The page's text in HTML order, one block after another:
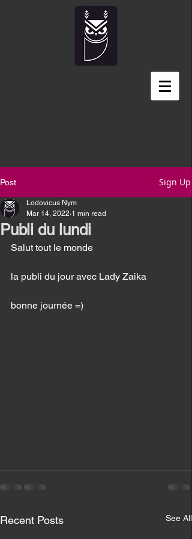
Post Sign Up
Publi du lundi
Lodovicus Nym
Mar 14, 2022 1 min read
Salut tout le monde
la publi du jour avec Lady Zaika
bonne journée =)
Recent Posts See All